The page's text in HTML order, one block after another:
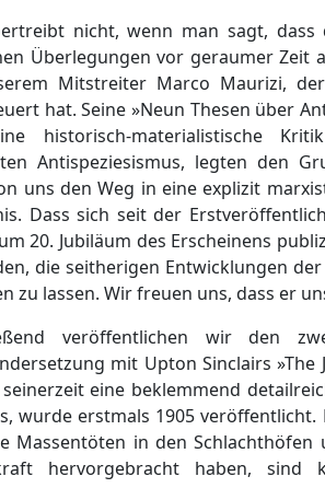
nicht, wenn man sagt,
Überlegungen vor geraumer Zeit
Mitstreiter Marco Maurizi,
hat. Seine »Neun Thesen über
historisch-materialistische
Antispeziesismus, legten den
uns den Weg in eine explizit
Dass sich seit der
20. Jubiläum des Erscheinens
die seitherigen Entwicklungen
zu lassen. Wir freuen uns, dass er
veröffentlichen wir den
mit Upton Sinclairs »The
seinerzeit eine beklemmend
wurde erstmals 1905
Massentöten in den
hervorgebracht haben, sind